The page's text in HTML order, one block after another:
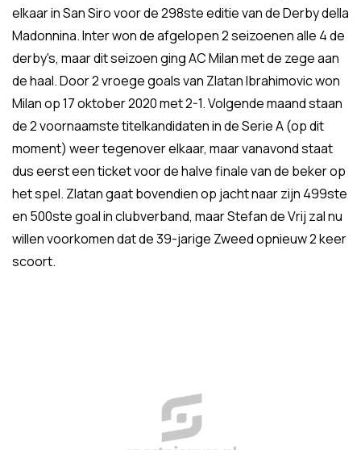
elkaar in San Siro voor de 298ste editie van de Derby della
Madonnina. Inter won de afgelopen 2 seizoenen alle 4 de
derby's, maar dit seizoen ging AC Milan met de zege aan
de haal. Door 2 vroege goals van Zlatan Ibrahimovic won
Milan op 17 oktober 2020 met 2-1. Volgende maand staan
de 2 voornaamste titelkandidaten in de Serie A (op dit
moment) weer tegenover elkaar, maar vanavond staat
dus eerst een ticket voor de halve finale van de beker op
het spel. Zlatan gaat bovendien op jacht naar zijn 499ste
en 500ste goal in clubverband, maar Stefan de Vrij zal nu
willen voorkomen dat de 39-jarige Zweed opnieuw 2 keer
scoort.